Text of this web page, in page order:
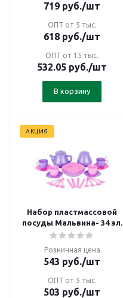
719 руб./шт
ОПТ от 5 тыс.
618 руб./шт
ОПТ от 15 тыс.
532.05 руб./шт
В корзину
АКЦИЯ
Набор пластмассовой
посуды Мальвина- 34 эл.
Розничная цена
543 руб./шт
ОПТ от 5 тыс.
503 руб./шт